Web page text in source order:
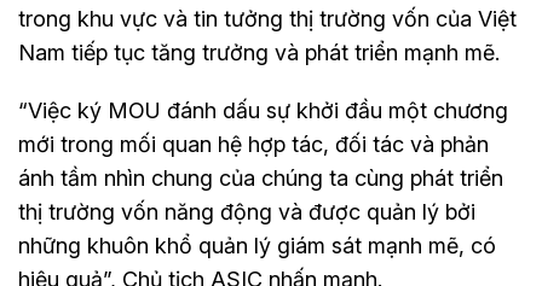
trong khu vực và tin tưởng thị trường vốn của Việt
Nam tiếp tục tăng trưởng và phát triển mạnh mẽ.
“Việc ký MOU đánh dấu sự khởi đầu một chương
mới trong mối quan hệ hợp tác, đối tác và phản
ánh tầm nhìn chung của chúng ta cùng phát triển
thị trường vốn năng động và được quản lý bởi
những khuôn khổ quản lý giám sát mạnh mẽ, có
hiệu quả”, Chủ tịch ASIC nhấn mạnh.